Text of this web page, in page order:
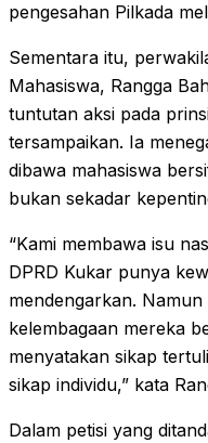
pengesahan Pilkada
Sementara itu,
Mahasiswa, Rangga
tuntutan aksi pada
tersampaikan. Ia
dibawa mahasiswa
bukan sekadar
“Kami membawa isu
DPRD Kukar punya
mendengarkan. Namun
kelembagaan mereka
menyatakan sikap
sikap individu,” kata
Dalam petisi yang